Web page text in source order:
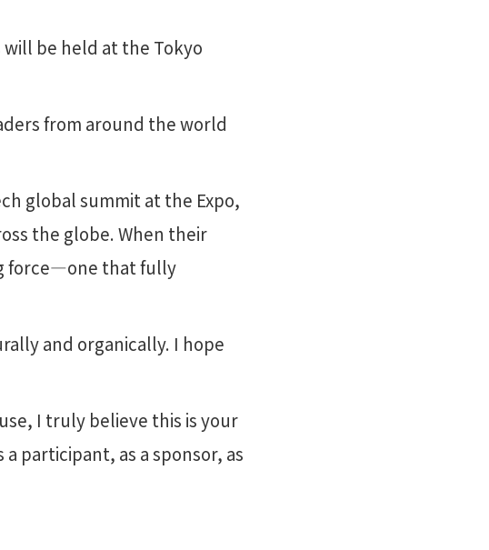
will be held at the Tokyo
from around the world
global summit at the Expo,
the globe. When their
force—one that fully
and organically. I hope
I truly believe this is your
participant, as a sponsor, as